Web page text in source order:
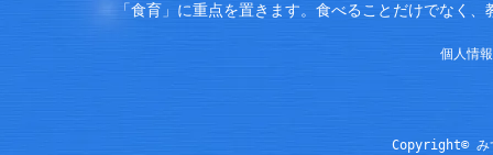
「食育」に重点を置きます。食べることだけでなく
個人情
Copyright© み